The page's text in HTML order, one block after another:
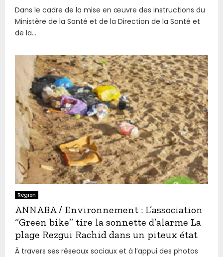
Dans le cadre de la mise en œuvre des instructions du
Ministère de la Santé et de la Direction de la Santé et
de la...
Région
ANNABA / Environnement : L’association
‘’Green bike’’ tire la sonnette d’alarme La
plage Rezgui Rachid dans un piteux état
À travers ses réseaux sociaux et à l’appui des photos